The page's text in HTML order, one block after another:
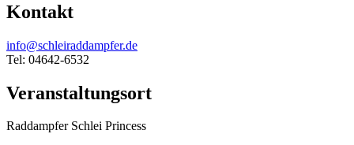
Kontakt
info@schleiraddampfer.de
Tel: 04642-6532
Veranstaltungsort
Raddampfer Schlei Princess